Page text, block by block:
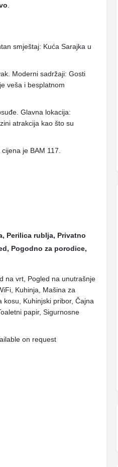
smještaj: Kuća Sarajka u
Moderni sadržaji: Gosti
veša i besplatnom
Glavna lokacija:
atrakcija kao što su
je BAM 117.
Perilica rublja, Privatno
Pogodno za porodice,
na vrt, Pogled na unutrašnje
Kuhinja, Mašina za
kosu, Kuhinjski pribor, Čajna
papir, Sigurnosne
on request